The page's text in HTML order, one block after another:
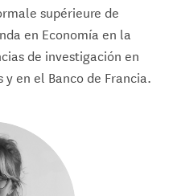
supérieure de
en Economía en la
de investigación en
en el Banco de Francia.